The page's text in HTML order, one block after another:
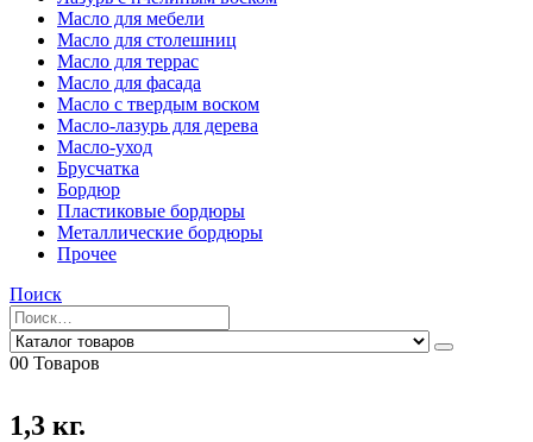
Масло для мебели
Масло для столешниц
Масло для террас
Масло для фасада
Масло с твердым воском
Масло-лазурь для дерева
Масло-уход
Брусчатка
Бордюр
Пластиковые бордюры
Металлические бордюры
Прочее
Поиск
00 Товаров
1,3 кг.